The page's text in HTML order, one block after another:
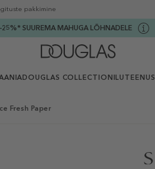
pakkimine
-25%* SUUREMA MAHUGA LÕHNADELE
DOUGLAS COLLECTION
Fresh Paper